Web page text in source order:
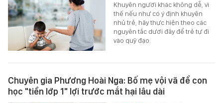
Khuyên người khác không dễ, vì
thế nếu như có ý định khuyên
nhủ trẻ, hãy thực hiện theo các
nguyên tắc dưới đây để trẻ tự đi
vào quỹ đạo.
Chuyên gia Phương Hoài Nga: Bố mẹ vội vã để con
học "tiền lớp 1" lợi trước mắt hại lâu dài